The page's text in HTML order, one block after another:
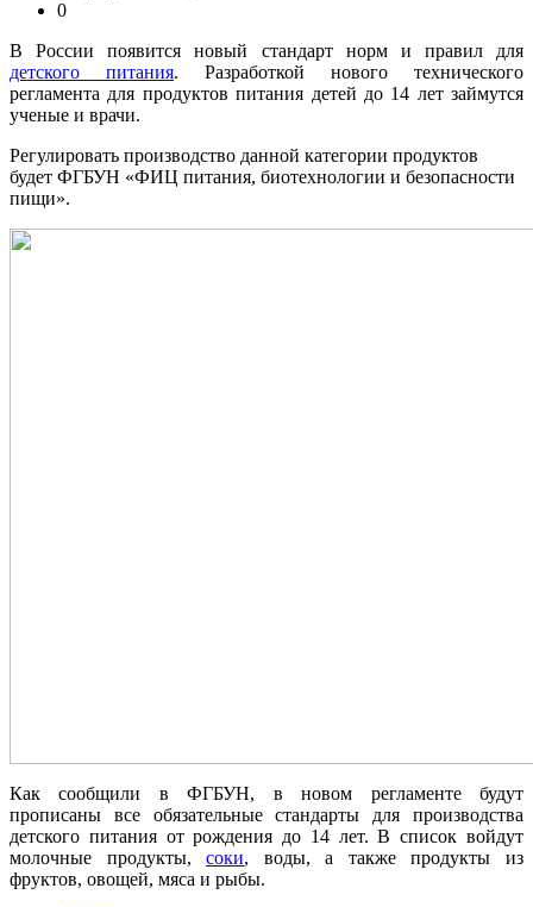
0
В России появится новый стандарт норм и правил для
детского питания. Разработкой нового технического
регламента для продуктов питания детей до 14 лет займутся
ученые и врачи.
Регулировать производство данной категории продуктов
будет ФГБУН «ФИЦ питания, биотехнологии и безопасности
пищи».
Как сообщили в ФГБУН, в новом регламенте будут
прописаны все обязательные стандарты для производства
детского питания от рождения до 14 лет. В список войдут
молочные продукты,соки, воды, а также продукты из
фруктов, овощей, мяса и рыбы.